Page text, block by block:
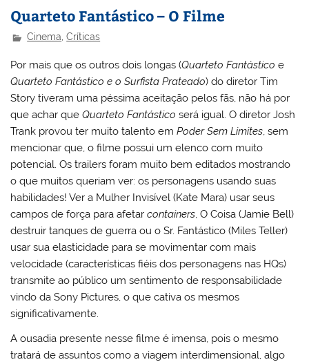
Quarteto Fantástico – O Filme
Cinema,Críticas
Por mais que os outros dois longas (Quarteto Fantástico e
Quarteto Fantástico e o Surfista Prateado) do diretor Tim
Story tiveram uma péssima aceitação pelos fãs, não há por
que achar queQuarteto Fantástico será igual. O diretor Josh
Trank provou ter muito talento emPoder Sem Limites, sem
mencionar que, o filme possui um elenco com muito
potencial. Os trailers foram muito bem editados mostrando
o que muitos queriam ver: os personagens usando suas
habilidades! Ver a Mulher Invisível (Kate Mara) usar seus
campos de força para afetarcontainers, O Coisa (Jamie Bell)
destruir tanques de guerra ou o Sr. Fantástico (Miles Teller)
usar sua elasticidade para se movimentar com mais
velocidade (características fiéis dos personagens nas HQs)
transmite ao público um sentimento de responsabilidade
vindo da Sony Pictures, o que cativa os mesmos
significativamente.
A ousadia presente nesse filme é imensa, pois o mesmo
tratará de assuntos como a viagem interdimensional, algo